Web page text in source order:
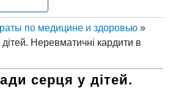
по медицине и здоровью »
Неревматичні кардити в
серця у дітей.